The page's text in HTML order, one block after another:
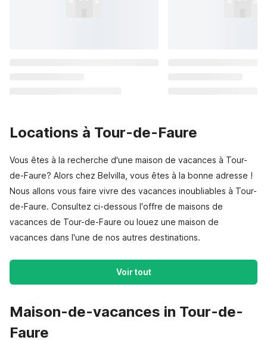
Locations à Tour-de-Faure
Vous êtes à la recherche d'une maison de vacances à Tour-
de-Faure? Alors chez Belvilla, vous êtes à la bonne adresse !
Nous allons vous faire vivre des vacances inoubliables à Tour-
de-Faure. Consultez ci-dessous l'offre de maisons de
vacances de Tour-de-Faure ou louez une maison de
vacances dans l'une de nos autres destinations.
Voir tout
Maison-de-vacances in Tour-de-
Faure